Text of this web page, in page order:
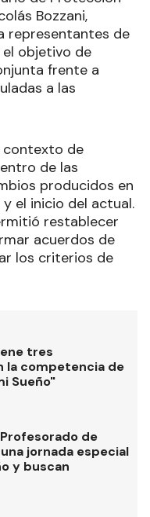
Bozzani,
representantes de
objetivo de
frente a
a las
contexto de
de las
producidos en
el inicio del actual.
restablecer
acuerdos de
los criterios de
tres
la competencia de
Sueño"
de
jornada especial
y buscan